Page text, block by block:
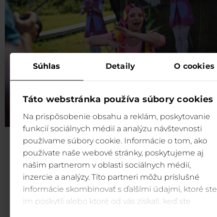
Súhlas Detaily O cookies
Táto webstránka používa súbory cookies
Na prispôsobenie obsahu a reklám, poskytovanie
funkcií sociálnych médií a analýzu návštevnosti
používame súbory cookie. Informácie o tom, ako
používate naše webové stránky, poskytujeme aj
našim partnerom v oblasti sociálnych médií,
inzercie a analýzy. Títo partneri môžu príslušné
informácie skombinovať s ďalšími údajmi, ktoré ste
im poskytli alebo ktoré od vás získali, keď ste
Mikulášska výzva na
Príď na lyže alebo snowboard v kostýme Mikuláša a
získať
skipas zadarmo
! Stačí ukázať svoj sviatočný
možno práve ty budeš tá/ten vyvolený.